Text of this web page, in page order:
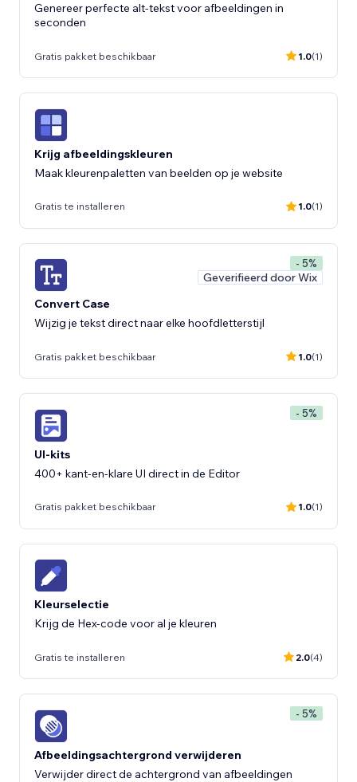
Genereer perfecte alt-tekst voor afbeeldingen in
seconden
Gratis pakket beschikbaar 1.0(1)
Krijg afbeeldingskleuren
Maak kleurenpaletten van beelden op je website
Gratis te installeren 1.0(1)
- 5%
Geverifieerd door Wix
Convert Case
Wijzig je tekst direct naar elke hoofdletterstijl
Gratis pakket beschikbaar 1.0(1)
- 5%
UI-kits
400+ kant-en-klare UI direct in de Editor
Gratis pakket beschikbaar 1.0(1)
Kleurselectie
Krijg de Hex-code voor al je kleuren
Gratis te installeren 2.0(4)
- 5%
Afbeeldingsachtergrond verwijderen
Verwijder direct de achtergrond van afbeeldingen